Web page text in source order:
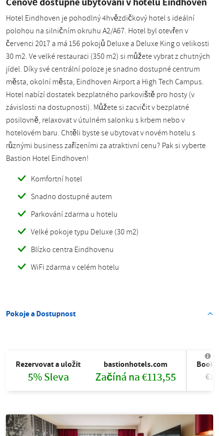
Hotel Eindhoven je pohodlný 4hvězdičkový hotel s ideální
polohou na silničním okruhu A2/A67. Hotel byl otevřen v
červenci 2017 a má 156 pokojů Deluxe a Deluxe King o velikosti
30 m2. Ve velké restauraci (350 m2) si můžete vybrat z chutných
jídel. Díky své centrální poloze je snadno dostupné centrum
města, okolní města, Eindhoven Airport a High Tech Campus.
Hotel nabízí dostatek bezplatného parkoviště pro hosty (v
závislosti na dostupnosti). Můžete si zacvičit v bezplatné
posilovně, relaxovat v útulném salonku s krbem nebo v
hotelovém baru. Chtěli byste se ubytovat v novém hotelu s
různými business zařízeními za atraktivní cenu? Pak si vyberte
Bastion Hotel Eindhoven!
Komfortní hotel
Snadno dostupné autem
Parkování zdarma u hotelu
Velké pokoje typu Deluxe (30 m2)
Blízko centra Eindhovenu
WiFi zdarma v celém hotelu
Pokoje a Dostupnost
Rezervovat a uložit
5% Sleva
bastionhotels.com
Začíná na €113,55